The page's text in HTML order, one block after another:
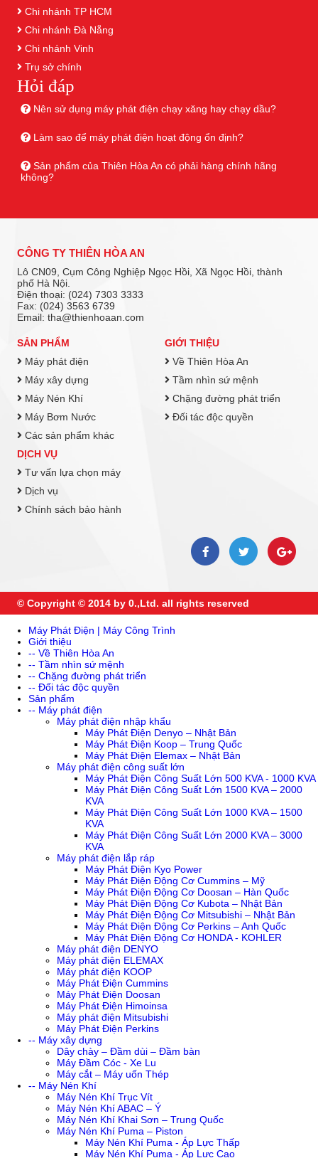
Chi nhánh TP HCM
Chi nhánh Đà Nẵng
Chi nhánh Vinh
Trụ sở chính
Hỏi đáp
Nên sử dụng máy phát điện chạy xăng hay chạy dầu?
Làm sao để máy phát điện hoạt động ổn định?
Sản phẩm của Thiên Hòa An có phải hàng chính hãng
không?
CÔNG TY THIÊN HÒA AN
Lô CN09, Cụm Công Nghiệp Ngọc Hồi, Xã Ngọc Hồi, thành
phố Hà Nội.
Điện thoại: (024) 7303 3333
Fax: (024) 3563 6739
Email: tha@thienhoaan.com
SẢN PHẨM
Máy phát điện
Máy xây dựng
Máy Nén Khí
Máy Bơm Nước
Các sản phẩm khác
GIỚI THIỆU
Về Thiên Hòa An
Tầm nhìn sứ mệnh
Chặng đường phát triển
Đối tác độc quyền
DỊCH VỤ
Tư vấn lựa chọn máy
Dịch vụ
Chính sách bảo hành
© Copyright © 2014 by 0.,Ltd. all rights reserved
Máy Phát Điện | Máy Công Trình
Giới thiệu
-- Về Thiên Hòa An
-- Tầm nhìn sứ mệnh
-- Chặng đường phát triển
-- Đối tác độc quyền
Sản phẩm
-- Máy phát điện
Máy phát điện nhập khẩu
Máy Phát Điện Denyo – Nhật Bản
Máy Phát Điện Koop – Trung Quốc
Máy Phát Điện Elemax – Nhật Bản
Máy phát điện công suất lớn
Máy Phát Điện Công Suất Lớn 500 KVA - 1000 KVA
Máy Phát Điện Công Suất Lớn 1500 KVA – 2000
KVA
Máy Phát Điện Công Suất Lớn 1000 KVA – 1500
KVA
Máy Phát Điện Công Suất Lớn 2000 KVA – 3000
KVA
Máy phát điện lắp ráp
Máy Phát Điện Kyo Power
Máy Phát Điện Động Cơ Cummins – Mỹ
Máy Phát Điện Động Cơ Doosan – Hàn Quốc
Máy Phát Điện Động Cơ Kubota – Nhật Bản
Máy Phát Điện Động Cơ Mitsubishi – Nhật Bản
Máy Phát Điện Động Cơ Perkins – Anh Quốc
Máy Phát Điện Động Cơ HONDA - KOHLER
Máy phát điện DENYO
Máy phát điện ELEMAX
Máy phát điện KOOP
Máy Phát Điện Cummins
Máy Phát Điện Doosan
Máy Phát Điện Himoinsa
Máy phát điện Mitsubishi
Máy Phát Điện Perkins
-- Máy xây dựng
Dây chày – Đầm dùi – Đầm bàn
Máy Đầm Cóc - Xe Lu
Máy cắt – Máy uốn Thép
-- Máy Nén Khí
Máy Nén Khí Trục Vít
Máy Nén Khí ABAC – Ý
Máy Nén Khí Khai Sơn – Trung Quốc
Máy Nén Khí Puma – Piston
Máy Nén Khí Puma - Áp Lực Thấp
Máy Nén Khí Puma - Áp Lực Cao